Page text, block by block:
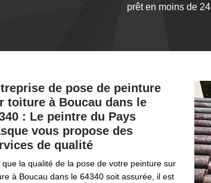
prêt en moins de
de pose de peinture
toiture à Boucau dans le
: Le peintre du Pays
vous propose des
de qualité
que la qualité de la pose de votre peinture sur
à Boucau dans le 64340 soit assurée, il est